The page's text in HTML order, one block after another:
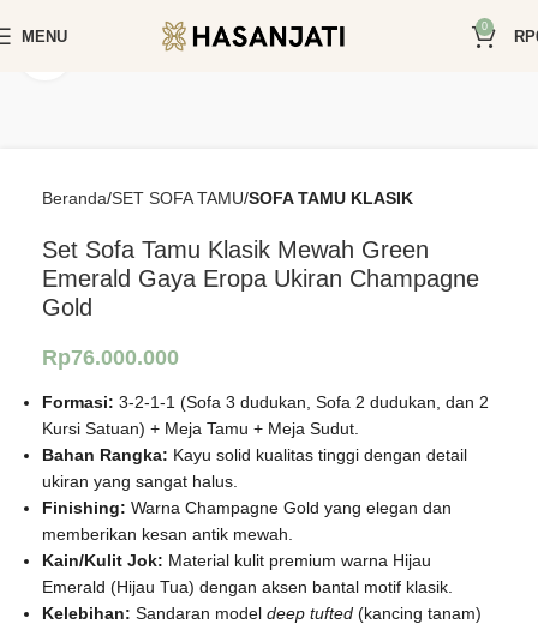
MENU
0
RP
Click to enlarge
Beranda SET SOFA TAMU SOFA TAMU KLASIK
Set Sofa Tamu Klasik Mewah Green
Emerald Gaya Eropa Ukiran Champagne
Gold
Rp76.000.000
Formasi: 3-2-1-1 (Sofa 3 dudukan, Sofa 2 dudukan, dan 2
Kursi Satuan) + Meja Tamu + Meja Sudut.
Bahan Rangka: Kayu solid kualitas tinggi dengan detail
ukiran yang sangat halus.
Finishing: Warna Champagne Gold yang elegan dan
memberikan kesan antik mewah.
Kain/Kulit Jok: Material kulit premium warna Hijau
Emerald (Hijau Tua) dengan aksen bantal motif klasik.
Kelebihan: Sandaran model deep tufted (kancing tanam)